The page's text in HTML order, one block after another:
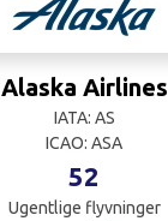
Alaska Airlines
IATA: AS
ICAO: ASA
52
Ugentlige flyvninger